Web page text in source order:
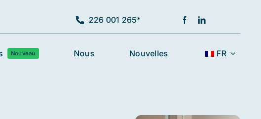
226 001 265*
Nouveau Nous Nouvelles FR